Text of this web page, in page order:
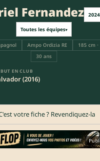
Fernandez
Toutes les équipes▾
Ampo Ordizia RE
185 cm
30 ans
EN CLUB
(2016)
votre fiche ? Revendiquez-la